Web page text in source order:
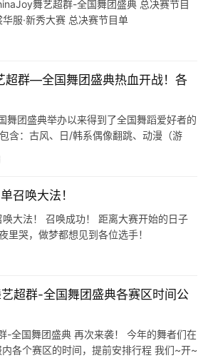
舞艺超群-全国舞团盛典 总决赛节目
服·新秀大赛 总决赛节目单
超群—全国舞团盛典热血开战！各
舞团盛典举办以来得到了全国舞蹈爱好者的
含：古风、日/韩系偶像翻跳、动漫（游
召唤大法！
大法！ 召唤成功！ 距离大赛开始的日子
里哭，做梦都想见到各位选手！
超群-全国舞团盛典各赛区时间公
-全国舞团盛典 再次来袭！ 今年的舞者们在
各个赛区的时间，提前安排行程 我们~开~